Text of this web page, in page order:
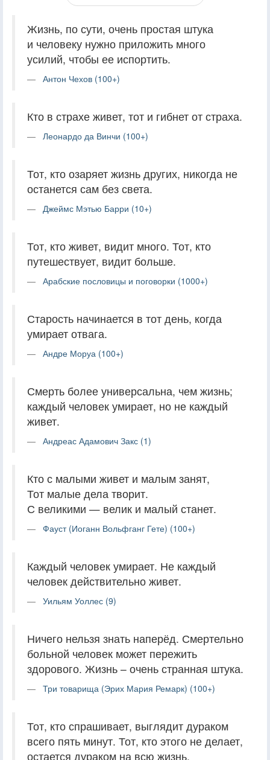
Жизнь, по сути, очень простая штука
и человеку нужно приложить много
усилий, чтобы ее испортить.
Антон Чехов (100+)
Кто в страхе живет, тот и гибнет от страха.
Леонардо да Винчи (100+)
Тот, кто озаряет жизнь других, никогда не
останется сам без света.
Джеймс Мэтью Барри (10+)
Тот, кто живет, видит много. Тот, кто
путешествует, видит больше.
Арабские пословицы и поговорки (1000+)
Старость начинается в тот день, когда
умирает отвага.
Андре Моруа (100+)
Смерть более универсальна, чем жизнь;
каждый человек умирает, но не каждый
живет.
Андреас Адамович Закс (1)
Кто с малыми живет и малым занят,
Тот малые дела творит.
С великими — велик и малый станет.
Фауст (Иоганн Вольфганг Гете) (100+)
Каждый человек умирает. Не каждый
человек действительно живет.
Уильям Уоллес (9)
Ничего нельзя знать наперёд. Смертельно
больной человек может пережить
здорового. Жизнь – очень странная штука.
Три товарища (Эрих Мария Ремарк) (100+)
Тот, кто спрашивает, выглядит дураком
всего пять минут. Тот, кто этого не делает,
остается дураком на всю жизнь.